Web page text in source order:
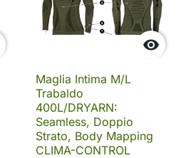

Maglia Intima M/L
Trabaldo
400L/DRYARN:
Seamless, Doppio
Strato, Body Mapping
CLIMA-CONTROL